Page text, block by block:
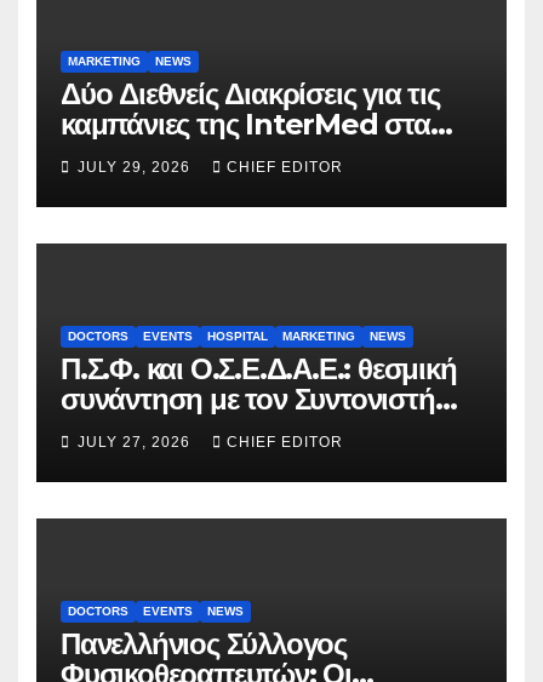
MARKETING NEWS
Δύο Διεθνείς Διακρίσεις για τις
καμπάνιες της InterMed στα
FOOH Awards 2026
JULY 29, 2026 CHIEF EDITOR
DOCTORS EVENTS HOSPITAL MARKETING NEWS
Π.Σ.Φ. και Ο.Σ.Ε.Δ.Α.Ε.: θεσμική
συνάντηση με τον Συντονιστή
του Γραφείου του
Πρωθυπουργού
JULY 27, 2026 CHIEF EDITOR
DOCTORS EVENTS NEWS
Πανελλήνιος Σύλλογος
Φυσικοθεραπευτών: Οι